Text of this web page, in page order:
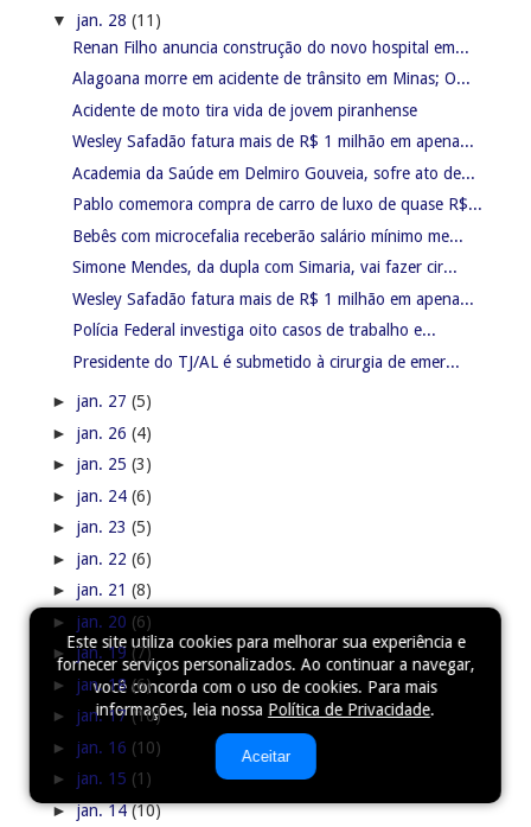
Este site utiliza cookies para melhorar sua experiência e
fornecer serviços personalizados. Ao continuar a navegar,
você concorda com o uso de cookies. Para mais
informações, leia nossa Política de Privacidade.
Aceitar
▼ jan. 28 (11)
Renan Filho anuncia construção do novo hospital em...
Alagoana morre em acidente de trânsito em Minas; O...
Acidente de moto tira vida de jovem piranhense
Wesley Safadão fatura mais de R$ 1 milhão em apena...
Academia da Saúde em Delmiro Gouveia, sofre ato de...
Pablo comemora compra de carro de luxo de quase R$...
Bebês com microcefalia receberão salário mínimo me...
Simone Mendes, da dupla com Simaria, vai fazer cir...
Wesley Safadão fatura mais de R$ 1 milhão em apena...
Polícia Federal investiga oito casos de trabalho e...
Presidente do TJ/AL é submetido à cirurgia de emer...
► jan. 27 (5)
► jan. 26 (4)
► jan. 25 (3)
► jan. 24 (6)
► jan. 23 (5)
► jan. 22 (6)
► jan. 21 (8)
► jan. 20 (6)
►jan. 19 (7)
► jan. 18 (6)
► jan. 17(10)
► jan. 16 (10)
► jan. 15 (1)
►jan. 14(10)